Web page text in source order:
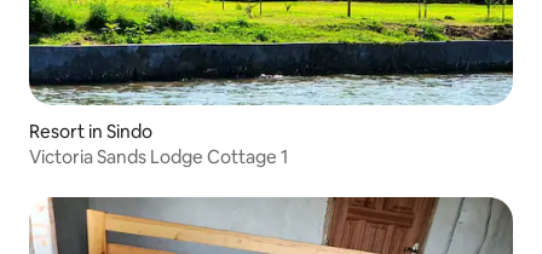
Resort in Sindo
Victoria Sands Lodge Cottage 1